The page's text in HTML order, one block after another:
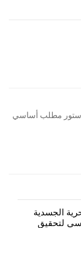
مطلب أساسي
الجسدية
لتحقيق